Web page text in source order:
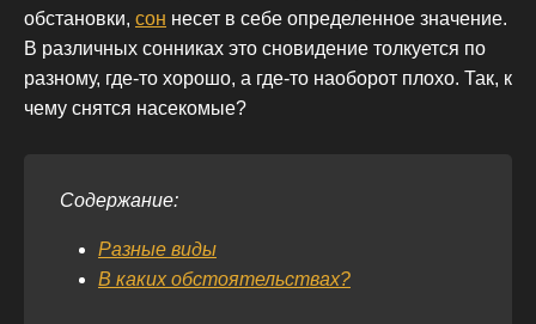
обстановки, сон несет в себе определенное значение.
В различных сонниках это сновидение толкуется по
разному, где-то хорошо, а где-то наоборот плохо. Так, к
чему снятся насекомые?
Содержание:
Разные виды
В каких обстоятельствах?